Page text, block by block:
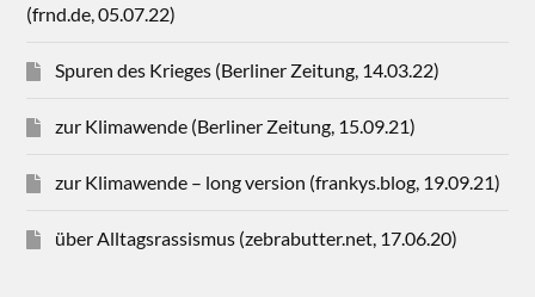
(frnd.de, 05.07.22)
Spuren des Krieges (Berliner Zeitung, 14.03.22)
zur Klimawende (Berliner Zeitung, 15.09.21)
zur Klimawende – long version (frankys.blog, 19.09.21)
über Alltagsrassismus (zebrabutter.net, 17.06.20)